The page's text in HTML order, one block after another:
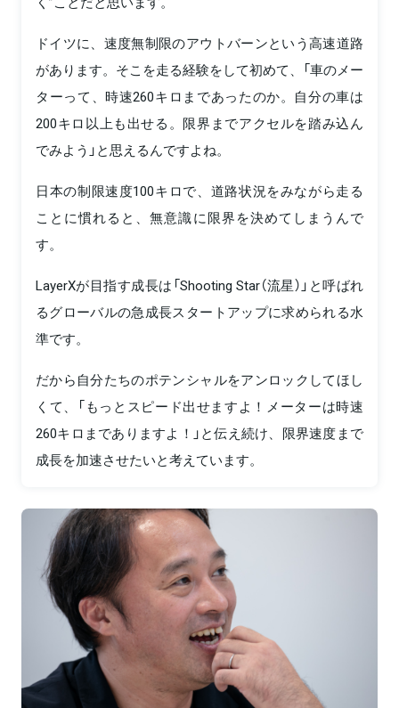
ドイツに、速度無制限のアウトバーンという高速道路
があります。そこを走る経験をして初めて、「車のメー
ターって、時速260キロまであったのか。自分の車は
200キロ以上も出せる。限界までアクセルを踏み込ん
でみよう」と思えるんですよね。
日本の制限速度100キロで、道路状況をみながら走る
ことに慣れると、無意識に限界を決めてしまうんで
す。
LayerXが目指す成長は「Shooting Star（流星）」と呼ばれ
るグローバルの急成長スタートアップに求められる水
準です。
だから自分たちのポテンシャルをアンロックしてほし
くて、「もっとスピード出せますよ！メーターは時速
260キロまでありますよ！」と伝え続け、限界速度まで
成長を加速させたいと考えています。